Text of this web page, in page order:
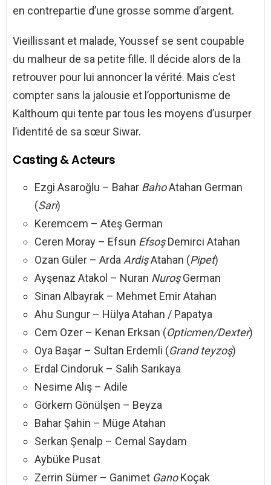
en contrepartie d’une grosse somme d’argent.
Vieillissant et malade, Youssef se sent coupable
du malheur de sa petite fille. Il décide alors de la
retrouver pour lui annoncer la vérité. Mais c’est
compter sans la jalousie et l’opportunisme de
Kalthoum qui tente par tous les moyens d’usurper
l’identité de sa sœur Siwar.
Casting & Acteurs
Ezgi Asaroğlu – Bahar BahoAtahan German
(Sarı)
Keremcem – Ateş German
Ceren Moray – Efsun EfsoşDemirci Atahan
Ozan Güler – Arda ArdişAtahan (Pipet)
Ayşenaz Atakol – Nuran NuroşGerman
Sinan Albayrak – Mehmet Emir Atahan
Ahu Sungur – Hülya Atahan / Papatya
Cem Ozer – Kenan Erksan (Opticmen/Dexter)
Oya Başar – Sultan Erdemli (Grand teyzoş)
Erdal Cindoruk – Salih Sarıkaya
Nesime Alış – Adile
Görkem Gönülşen – Beyza
Bahar Şahin – Müge Atahan
Serkan Şenalp – Cemal Saydam
Aybüke Pusat
Zerrin Sümer – Ganimet GanoKoçak